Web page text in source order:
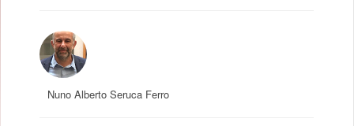
Nuno Alberto Seruca Ferro